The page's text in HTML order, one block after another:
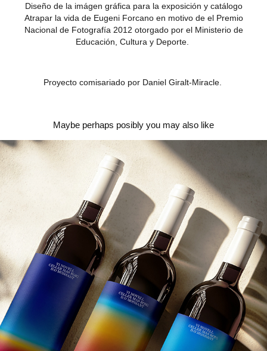
Diseño de la imágen gráfica para la exposición y catálogo
Atrapar la vida de Eugeni Forcano en motivo de el Premio
Nacional de Fotografía 2012 otorgado por el Ministerio de
Educación, Cultura y Deporte.
Proyecto comisariado por Daniel Giralt-Miracle.
Maybe perhaps posibly you may also like
Vi Novell 2024